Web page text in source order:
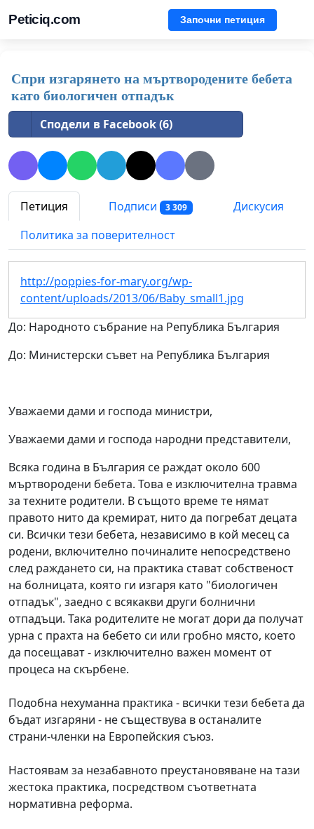
Peticiq.com Започни петиция
Спри изгарянето на мъртвородените бебета
като биологичен отпадък
Сподели в Facebook (6)
Петиция Подписи 3 309
Дискусия
Политика за поверителност
http://poppies-for-mary.org/wp-
content/uploads/2013/06/Baby_small1.jpg
До: Народното събрание на Република България
До: Министерски съвет на Република България
Уважаеми дами и господа министри,
Уважаеми дами и господа народни представители,
Всяка година в България се раждат около 600
мъртвородени бебета. Това е изключителна травма
за техните родители. В същото време те нямат
правото нито да кремират, нито да погребат децата
си. Всички тези бебета, независимо в кой месец са
родени, включително починалите непосредствено
след раждането си, на практика стават собственост
на болницата, която ги изгаря като "биологичен
отпадък", заедно с всякакви други болнични
отпадъци. Така родителите не могат дори да получат
урна с прахта на бебето си или гробно място, което
да посещават - изключително важен момент от
процеса на скърбене.
Подобна нехуманна практика - всички тези бебета да
бъдат изгаряни - не съществува в останалите
страни-членки на Европейския съюз.
Настоявам за незабавното преустановяване на тази
жестока практика, посредством съответната
нормативна реформа.